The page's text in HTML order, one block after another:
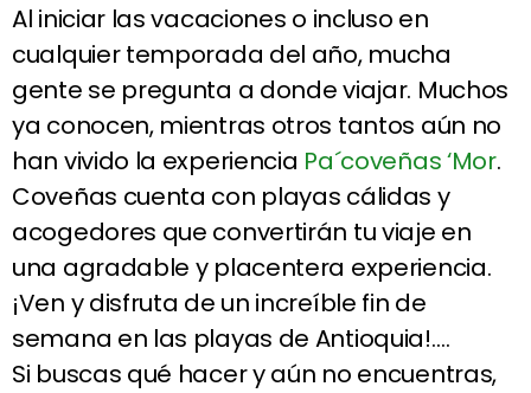
Al iniciar las vacaciones o incluso en
cualquier temporada del año, mucha
gente se pregunta a donde viajar. Muchos
ya conocen, mientras otros tantos aún no
han vivido la experiencia Pa´coveñas ‘Mor.
Coveñas cuenta con playas cálidas y
acogedores que convertirán tu viaje en
una agradable y placentera experiencia.
¡Ven y disfruta de un increíble fin de
semana en las playas de Antioquia!….
Si buscas qué hacer y aún no encuentras,